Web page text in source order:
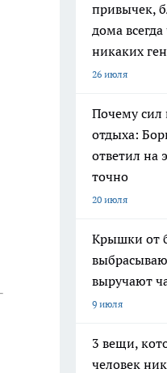
привычек,
дома
никаких
26 июля
Почему сил
отдыха:
ответил на
точно
20 июля
Крышки от
выручают
9 июля
3 вещи,
человек